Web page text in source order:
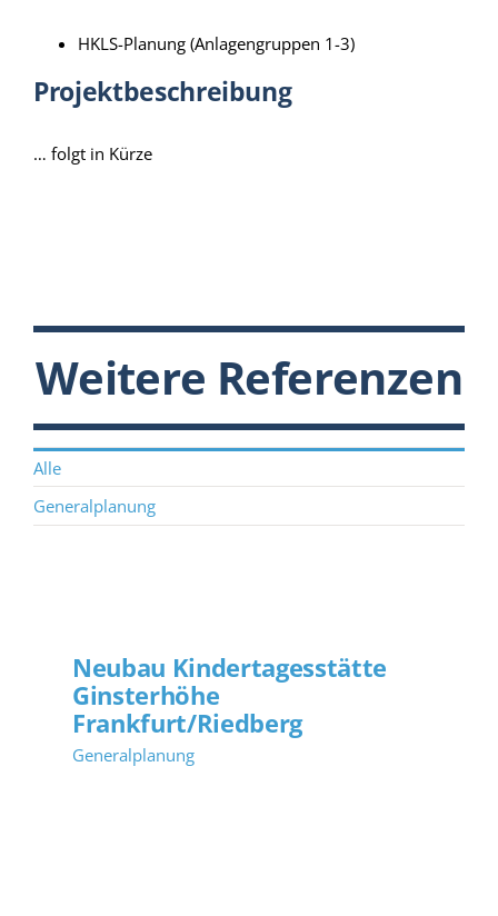
HKLS-Planung (Anlagengruppen 1-3)
Projektbeschreibung
… folgt in Kürze
Weitere Referenzen
Alle
Generalplanung
Neubau Kindertagesstätte
Ginsterhöhe
Frankfurt/Riedberg
Generalplanung